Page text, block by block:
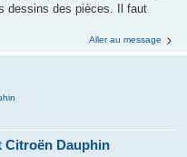
dessins des pièces. Il faut
Aller au message
Citroën Dauphin